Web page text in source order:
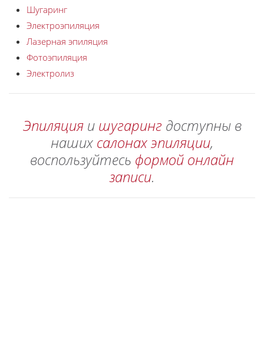
Шугаринг
Электроэпиляция
Лазерная эпиляция
Фотоэпиляция
Электролиз
Эпиляцияи шугаринг доступны в
наших салонах эпиляции,
воспользуйтесь формой онлайн
записи.